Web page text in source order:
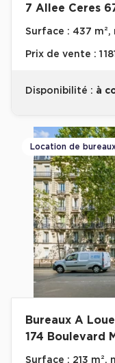
7 Allee Ceres
Surface : 437 m²,
Prix de vente : 1
Disponibilité : à
Location de
Bureaux A
174 Boulevard
Surface : 213 m²,